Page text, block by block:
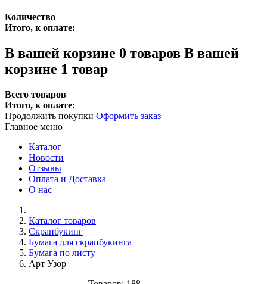
Количество
Итого, к оплате:
В вашей корзине 0 товаров В вашей
корзине 1 товар
Всего товаров
Итого, к оплате:
Продолжить покупки Оформить заказ
Главное меню
Каталог
Новости
Отзывы
Оплата и Доставка
О нас
Каталог товаров
Скрапбукинг
Бумага для скрапбукинга
Бумага по листу
Арт Узор